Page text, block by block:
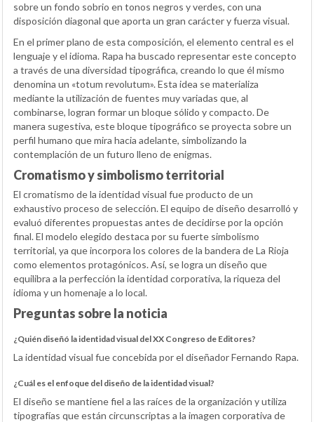
sobre un fondo sobrio en tonos negros y verdes, con una
disposición diagonal que aporta un gran carácter y fuerza visual.
En el primer plano de esta composición, el elemento central es el
lenguaje y el idioma. Rapa ha buscado representar este concepto
a través de una diversidad tipográfica, creando lo que él mismo
denomina un «totum revolutum». Esta idea se materializa
mediante la utilización de fuentes muy variadas que, al
combinarse, logran formar un bloque sólido y compacto. De
manera sugestiva, este bloque tipográfico se proyecta sobre un
perfil humano que mira hacia adelante, simbolizando la
contemplación de un futuro lleno de enigmas.
Cromatismo y simbolismo territorial
El cromatismo de la identidad visual fue producto de un
exhaustivo proceso de selección. El equipo de diseño desarrolló y
evaluó diferentes propuestas antes de decidirse por la opción
final. El modelo elegido destaca por su fuerte simbolismo
territorial, ya que incorpora los colores de la bandera de La Rioja
como elementos protagónicos. Así, se logra un diseño que
equilibra a la perfección la identidad corporativa, la riqueza del
idioma y un homenaje a lo local.
Preguntas sobre la noticia
¿Quién diseñó la identidad visual del XX Congreso de Editores?
La identidad visual fue concebida por el diseñador Fernando Rapa.
¿Cuál es el enfoque del diseño de la identidad visual?
El diseño se mantiene fiel a las raíces de la organización y utiliza
tipografías que están circunscriptas a la imagen corporativa de